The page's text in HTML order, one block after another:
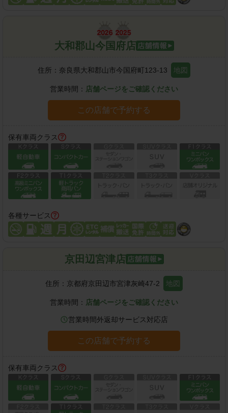
大和郡山今国府店
住所： 奈良県大和郡山市今国府町123-13 地図
営業時間： 店舗ページをご確認ください
この店舗で予約する
保有車両クラス
各種サービス
京田辺宮津店
住所： 京都府京田辺市宮津灰崎47-2 地図
営業時間： 店舗ページをご確認ください
営業時間外返却サービス対応店
この店舗で予約する
保有車両クラス